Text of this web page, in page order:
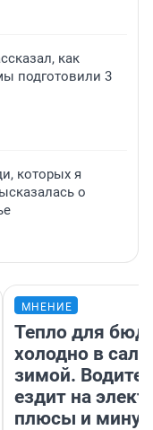
как
подготовили 3
которых я
о
МНЕНИЕ
Тепло для
холодно в
зимой.
ездит на
плюсы и